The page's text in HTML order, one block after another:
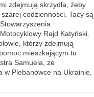
zdejmują skrzydła, żeby
codzienności. Tacy są
Rajd Katyński.
którzy zdejmują
mieszkającym tu
Samuela, ze
w Plebanówce na Ukrainie,